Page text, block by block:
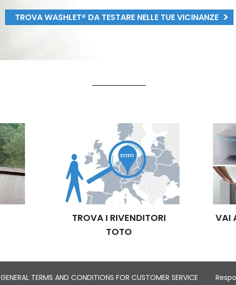
TROVA WASHLET® DA TESTARE NELLE TUE VICINANZE
TROVA I RIVENDITORI
TOTO
VAI
GENERAL TERMS AND CONDITIONS FOR CUSTOMER SERVICE